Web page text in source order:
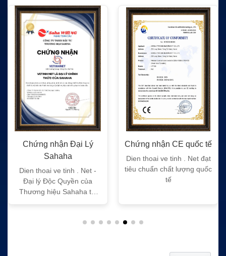
Chứng nhận Đại Lý
Sahaha
Dien thoai ve tinh . Net -
Đại lý Độc Quyền của
Thương hiệu Sahaha tại
Chứng nhận CE quốc tế
Dien thoai ve tinh . Net đạt
tiêu chuẩn chất lượng quốc
tế